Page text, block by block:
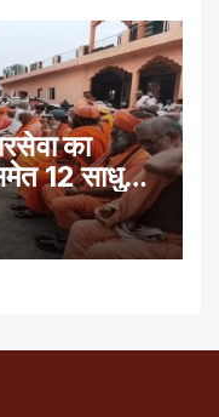
का
12 साधु-